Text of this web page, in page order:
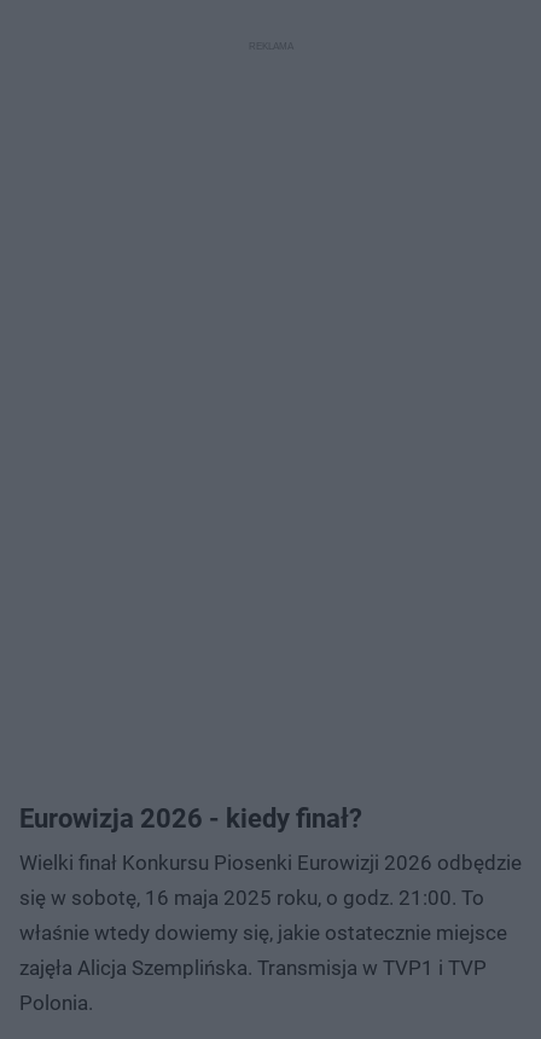
Eurowizja 2026 - kiedy finał?
Wielki finał Konkursu Piosenki Eurowizji 2026 odbędzie
się w sobotę, 16 maja 2025 roku, o godz. 21:00. To
właśnie wtedy dowiemy się, jakie ostatecznie miejsce
zajęła Alicja Szemplińska. Transmisja w TVP1 i TVP
Polonia.